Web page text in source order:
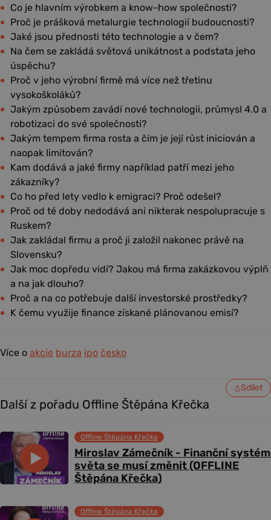
Co je hlavním výrobkem a know-how společnosti?
Proč je prášková metalurgie technologií budoucnosti?
Jaké jsou přednosti této technologie a v čem?
Na čem se zakládá světová unikátnost a podstata jeho
úspěchu?
Proč v jeho výrobní firmě má více než třetinu
vysokoškoláků?
Jakým způsobem zavádí nové technologii, průmysl 4.0 a
robotizaci do své společnosti?
Jakým tempem firma rosta a čím je její růst iniciován a
naopak limitován?
Kam dodává a jaké firmy například patří mezi jeho
zákazníky?
Co ho před lety vedlo k emigraci? Proč odešel?
Proč od té doby nedodává ani nikterak nespolupracuje s
Ruskem?
Jak zakládal firmu a proč ji založil nakonec právě na
Slovensku?
Jak moc dopředu vidí? Jakou má firma zakázkovou výplň
a na jak dlouho?
Proč a na co potřebuje další investorské prostředky?
K čemu využije finance získané plánovanou emisí?
Více o akcie burza ipo česko
Sdílet
Další z pořadu Offline Štěpána Křečka
Miroslav Zámečník - Finanční systém
světa se musí změnit (OFFLINE
Štěpána Křečka)
Offline Štěpána Křečka
Offline Štěpána Křečka